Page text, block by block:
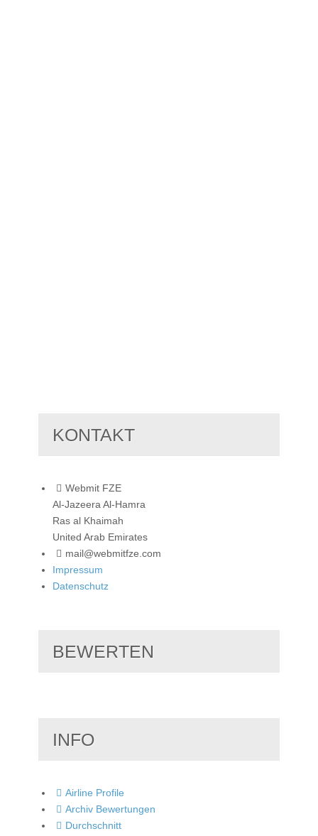
KONTAKT
Webmit FZE
Al-Jazeera Al-Hamra
Ras al Khaimah
United Arab Emirates
mail@webmitfze.com
Impressum
Datenschutz
BEWERTEN
INFO
Airline Profile
Archiv Bewertungen
Durchschnitt